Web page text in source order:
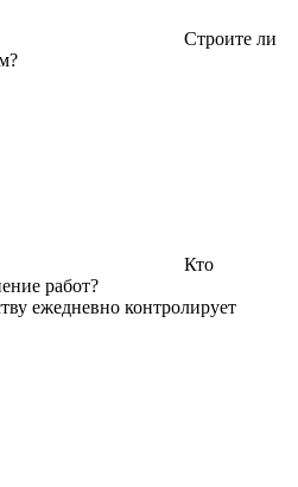
Строите ли
Кто
работ?
ежедневно контролирует